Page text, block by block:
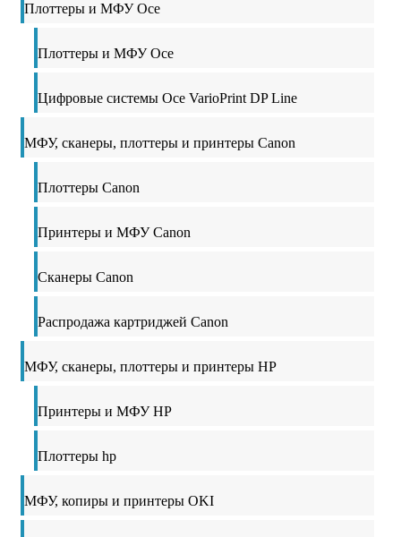
Плоттеры и МФУ Oce
Плоттеры и МФУ Oce
Цифровые системы Oce VarioPrint DP Line
МФУ, сканеры, плоттеры и принтеры Canon
Плоттеры Canon
Принтеры и МФУ Canon
Сканеры Canon
Распродажа картриджей Canon
МФУ, сканеры, плоттеры и принтеры HP
Принтеры и МФУ HP
Плоттеры hp
МФУ, копиры и принтеры OKI